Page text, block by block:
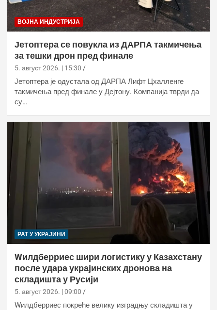
ВОЈНА ИНДУСТРИЈА
Јетоптера се повукла из ДАРПА такмичења
за тешки дрон пред финале
5. август 2026. | 15:30
Јетоптера је одустала од ДАРПА Лифт Цхалленге
такмичења пред финале у Дејтону. Компанија тврди да
су…
РАТ У УКРАЈИНИ
Wилдберриес шири логистику у Казахстану
после удара украјинских дронова на
складишта у Русији
5. август 2026. | 09:00
Wилдберриес покреће велику изградњу складишта у